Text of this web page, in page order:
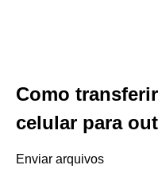
Como
celular para
Enviar arquivos